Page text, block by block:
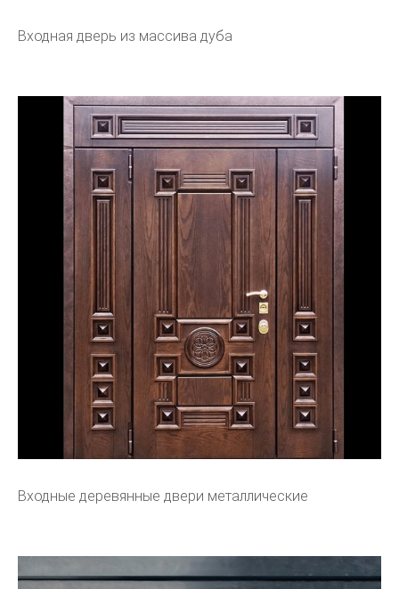
Входная дверь из массива дуба
Входные деревянные двери металлические